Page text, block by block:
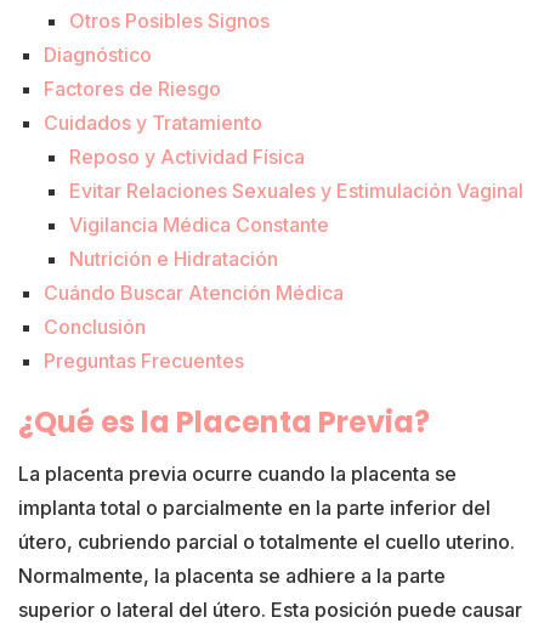
Otros Posibles Signos
Diagnóstico
Factores de Riesgo
Cuidados y Tratamiento
Reposo y Actividad Física
Evitar Relaciones Sexuales y Estimulación Vaginal
Vigilancia Médica Constante
Nutrición e Hidratación
Cuándo Buscar Atención Médica
Conclusión
Preguntas Frecuentes
¿Qué es la Placenta Previa?
La placenta previa ocurre cuando la placenta se
implanta total o parcialmente en la parte inferior del
útero, cubriendo parcial o totalmente el cuello uterino.
Normalmente, la placenta se adhiere a la parte
superior o lateral del útero. Esta posición puede causar